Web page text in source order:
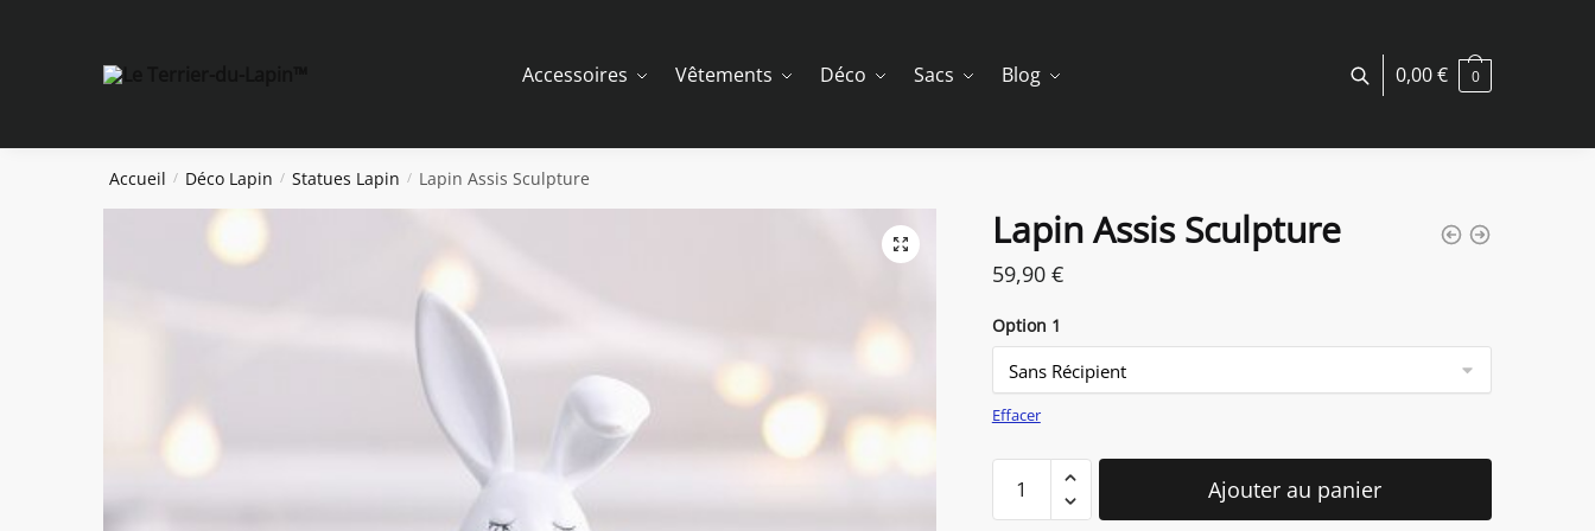
Accessoires Vêtements Déco Sacs Blog 0,00€ 0
Accueil / Déco Lapin / Statues Lapin / Lapin Assis Sculpture
Lapin Assis Sculpture
59,90 €
Option 1
Effacer
quantité
Ajouter au panier